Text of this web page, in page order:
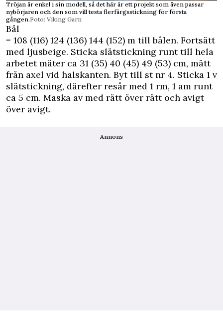
Tröjan är enkel i sin modell, så det här är ett projekt som även passar
nybörjaren och den som vill testa flerfärgsstickning för första
gången.Foto: Viking Garn
Bål
= 108 (116) 124 (136) 144 (152) m till bålen. Fortsätt
med ljusbeige. Sticka slätstickning runt till hela
arbetet mäter ca 31 (35) 40 (45) 49 (53) cm, mätt
från axel vid halskanten. Byt till st nr 4. Sticka 1 v
slätstickning, därefter resår med 1 rm, 1 am runt
ca 5 cm. Maska av med rätt över rätt och avigt
över avigt.
Annons